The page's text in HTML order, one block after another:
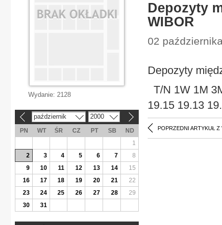
Depozyty
WIBOR
02
Depozyty
T/N 1W 1M
19.15 19.13
POPRZEDNI ARTYKUŁ Z
Wydanie: 2128
październik 2000
PN WT ŚR CZ PT SB
ND
1
2
3 4 5 6 7
8
9
10 11 12 13 14
15
16
17 18 19 20 21
22
23
24 25 26 27 28
29
30
31